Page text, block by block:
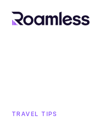
TRAVEL TIPS